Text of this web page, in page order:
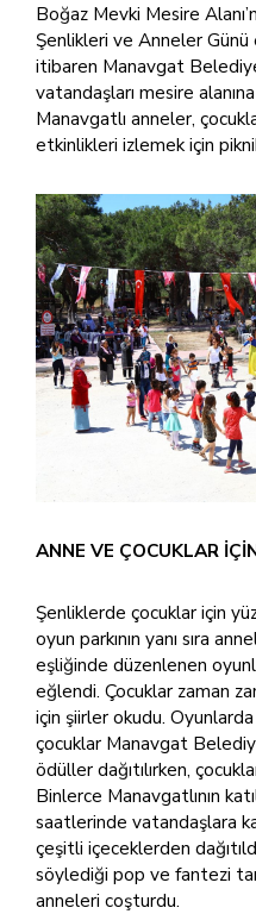
Boğaz Mevki Mesire
Şenlikleri ve Anneler
itibaren Manavgat
vatandaşları mesire
Manavgatlı anneler,
etkinlikleri izlemek için
ANNE VE ÇOCUKLAR
Şenliklerde çocuklar için
oyun parkının yanı sıra
eşliğinde düzenlenen
eğlendi. Çocuklar zaman
için şiirler okudu.
çocuklar Manavgat
ödüller dağıtılırken,
Binlerce Manavgatlının
saatlerinde vatandaşlara
çeşitli içeceklerden
söylediği pop ve fantezi
anneleri coşturdu.